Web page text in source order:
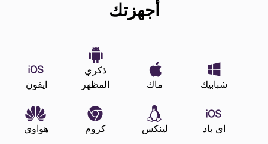
أجهزتك
شبابيك ماك
ذكري
المظهر
ايفون
اى باد لينكس كروم هواوي